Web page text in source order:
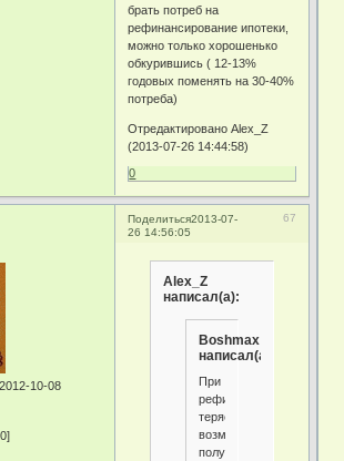
брать потреб на
рефинансирование ипотеки,
можно только хорошенько
обкурившись ( 12-13%
годовых поменять на 30-40%
потреба)
Отредактировано Alex_Z
(2013-07-26 14:44:58)
0
Поделиться 67
2013-07-
26 14:56:05
10-08
Alex_Z
написал(а):
Boshmax
написал(а):
При
рефинансирования
теряется
возможность
получения